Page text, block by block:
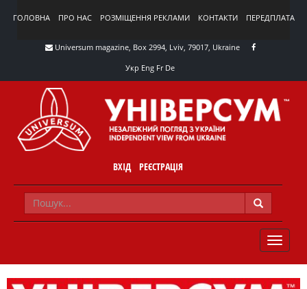
ГОЛОВНА ПРО НАС РОЗМІЩЕННЯ РЕКЛАМИ КОНТАКТИ ПЕРЕДПЛАТА
Universum magazine, Box 2994, Lviv, 79017, Ukraine
Укр Eng FrDe
ВХІД РЕЄСТРАЦІЯ
TOGGLE